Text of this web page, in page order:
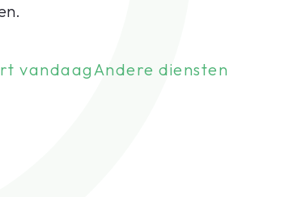
vandaagAndere diensten